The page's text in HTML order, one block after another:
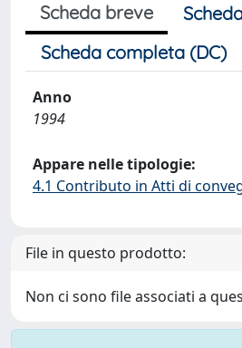
Scheda breve
Scheda completa (DC)
Anno
1994
Appare nelle tipologie:
4.1 Contributo in Atti di
File in questo prodotto:
Non ci sono file associati a